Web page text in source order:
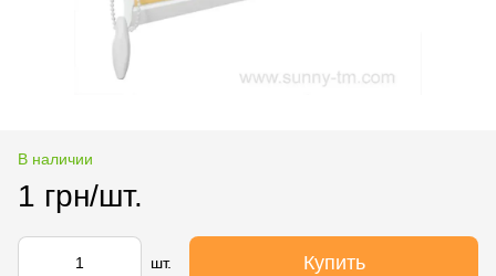
В наличии
1 грн/шт.
шт. Купить